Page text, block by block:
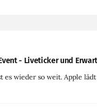
- Liveticker und
es wieder so weit. Apple